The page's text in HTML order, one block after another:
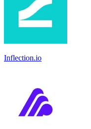
Inflection.io